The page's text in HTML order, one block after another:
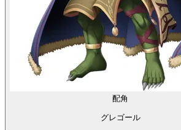
配角
グレゴール